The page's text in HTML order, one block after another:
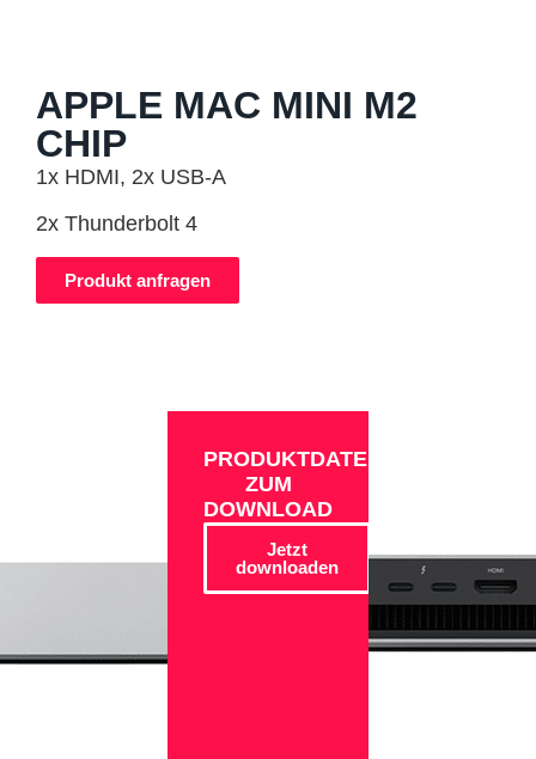
APPLE MAC MINI M2
CHIP
1x HDMI, 2x USB-A
2x Thunderbolt 4
Produkt anfragen
PRODUKTDATEN
ZUM
DOWNLOAD
Jetzt
downloaden